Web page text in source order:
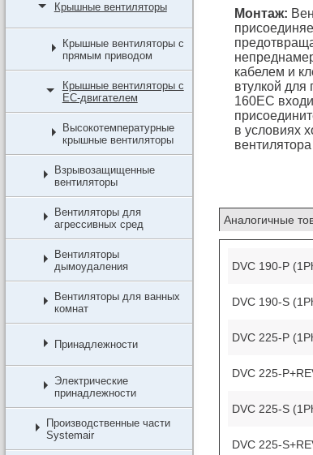
Крышные вентиляторы
Крышные вентиляторы с
прямым приводом
Крышные вентиляторы с
EC-двигателем
Высокотемпературные
крышные вентиляторы
Взрывозащищенные
вентиляторы
Вентиляторы для
агрессивных сред
Вентиляторы
дымоудаления
Вентиляторы для ванных
комнат
Принадлежности
Электрические
принадлежности
Производственные части
Systemair
Монтаж:
кабелем и
втулкой для
160EC
в условиях
Аналогичные
DVC 190-P
DVC 190-S
DVC 225-P
DVC 225-
DVC 225-S
DVC 225-